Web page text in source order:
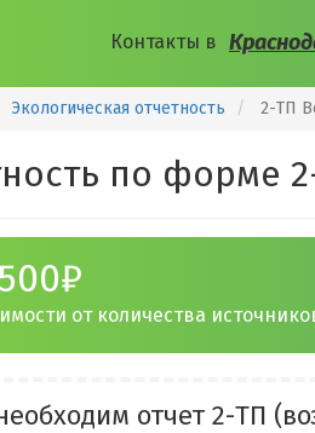
Контакты в
Экологическая отчетность 2-ТП
по форме
от количества
отчет 2-ТП